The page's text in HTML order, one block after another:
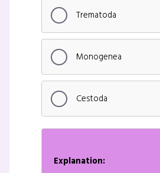
Trematoda
Monogenea
Cestoda
Explanation: